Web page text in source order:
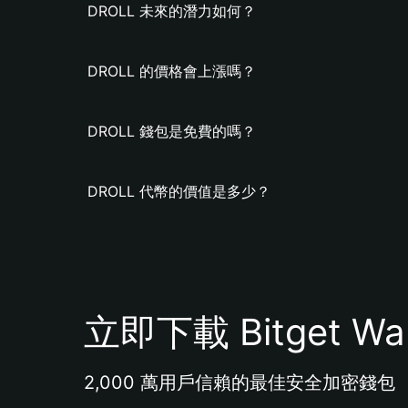
DROLL 未來的潛力如何？
DROLL 的價格會上漲嗎？
DROLL 錢包是免費的嗎？
DROLL 代幣的價值是多少？
立即下載 Bitget
2,000 萬用戶信賴的最佳安全加密錢包